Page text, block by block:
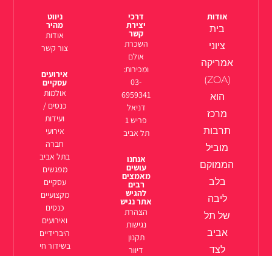
אודות
בית
ציוני
אמריקה
(ZOA)
הוא
מרכז
תרבות
מוביל
הממוקם
בלב
ליבה
של תל
אביב
לצד
דרכי
יצירת
קשר
השכרת
אולם
ומכירות:
03-
6959341
דניאל
פריש 1
תל אביב
אנחנו
עושים
מאמצים
רבים
להגיש
אתר נגיש
הצהרת
נגישות
תקנון
דיוור
ניווט
מהיר
אודות
צור קשר
אירועים
עסקיים
אולמות
כנסים /
ועידות
אירועי
חברה
בתל אביב
מפגשים
עסקיים
מקצועיים
כנסים
ואירועים
היברידיים
בשידור חי